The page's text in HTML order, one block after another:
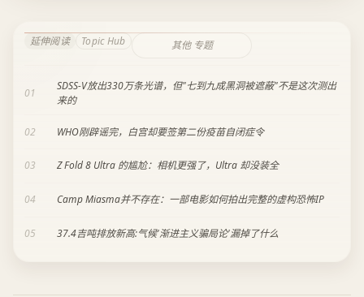
延伸阅读 Topic Hub 其他 专题
01
SDSS-V放出330万条光谱，但"七到九成黑洞被遮蔽"不是这次测出
来的
02 WHO刚辟谣完，白宫却要签第二份疫苗自闭症令
03 Z Fold 8 Ultra 的尴尬：相机更强了，Ultra 却没装全
04 Camp Miasma并不存在：一部电影如何拍出完整的虚构恐怖IP
05 37.4吉吨排放新高:气候'渐进主义骗局论'漏掉了什么